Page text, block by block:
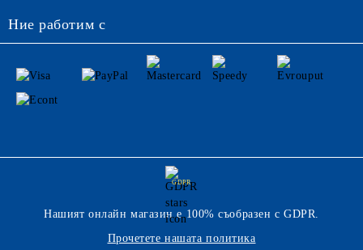
Ние работим с
GDPR
Нашият онлайн магазин е 100% съобразен с GDPR.
Прочетете нашата политика